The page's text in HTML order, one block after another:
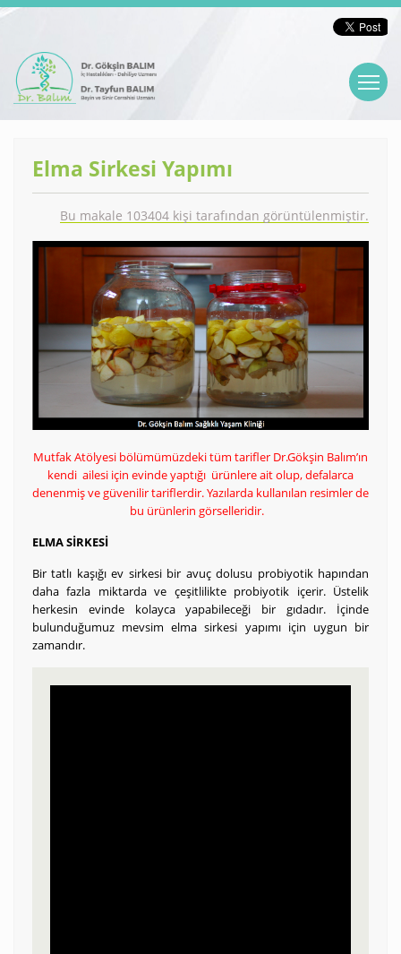
Elma Sirkesi Yapımı
Bu makale 103404 kişi tarafından görüntülenmiştir.
Mutfak Atölyesi bölümümüzdeki tüm tarifler Dr.Gökşin Balım’ın
kendi ailesi için evinde yaptığı ürünlere ait olup, defalarca
denenmiş ve güvenilir tariflerdir. Yazılarda kullanılan resimler de
bu ürünlerin görselleridir.
ELMA SİRKESİ
Bir tatlı kaşığı ev sirkesi bir avuç dolusu probiyotik hapından
daha fazla miktarda ve çeşitlilikte probiyotik içerir. Üstelik
herkesin evinde kolayca yapabileceği bir gıdadır. İçinde
bulunduğumuz mevsim elma sirkesi yapımı için uygun bir
zamandır.